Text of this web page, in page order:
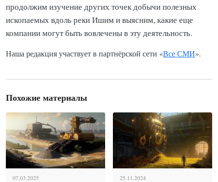
продолжим изучение других точек добычи полезных
ископаемых вдоль реки Ишим и выясним, какие еще
компании могут быть вовлечены в эту деятельность.
Наша редакция участвует в партнёрской сети «Все СМИ».
Похожие материалы
07.03.2025 25.11.2024